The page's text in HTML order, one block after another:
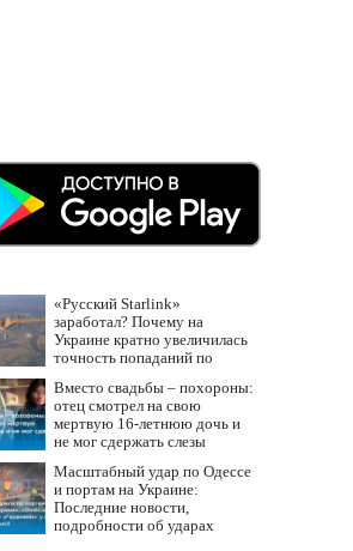
«Русский Starlink»
заработал? Почему на
Украине кратно увеличилась
точность попаданий по
Вместо свадьбы – похороны:
отец смотрел на свою
мертвую 16-летнюю дочь и
не мог сдержать слезы
Масштабный удар по Одессе
и портам на Украине:
Последние новости,
подробности об ударах